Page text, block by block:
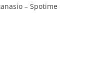
– Spotime